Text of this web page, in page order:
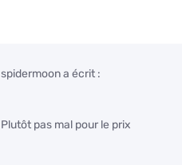
spidermoon a écrit :
Plutôt pas mal pour le prix